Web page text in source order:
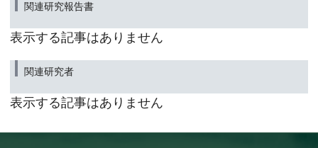
関連研究報告書
表示する記事はありません
関連研究者
表示する記事はありません